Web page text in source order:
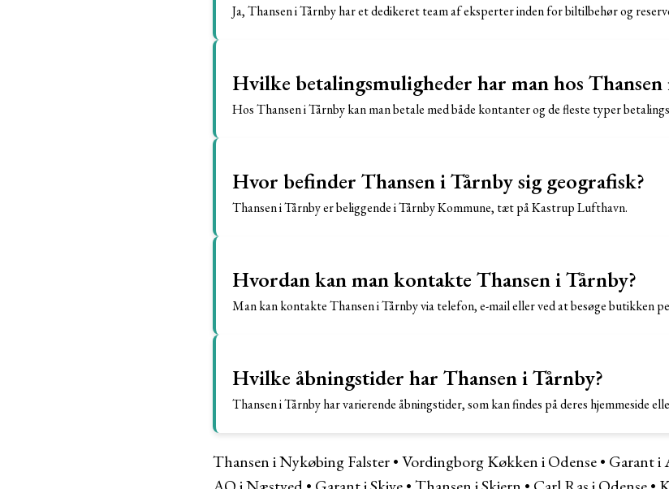
Ja, Thansen i Tårnby har et dedikeret team af eksperter inden for biltilbehør og
Hvilke betalingsmuligheder har man hos Thansen
Hos Thansen i Tårnby kan man betale med både kontanter og de fleste typer
Hvor befinder Thansen i Tårnby sig geografisk?
Thansen i Tårnby er beliggende i Tårnby Kommune, tæt på Kastrup Lufthavn.
Hvordan kan man kontakte Thansen i Tårnby?
Man kan kontakte Thansen i Tårnby via telefon, e-mail eller ved at besøge butikken
Hvilke åbningstider har Thansen i Tårnby?
Thansen i Tårnby har varierende åbningstider, som kan findes på deres hjemmeside
Thansen i Nykøbing Falster•Vordingborg Køkken i Odense• Garant i